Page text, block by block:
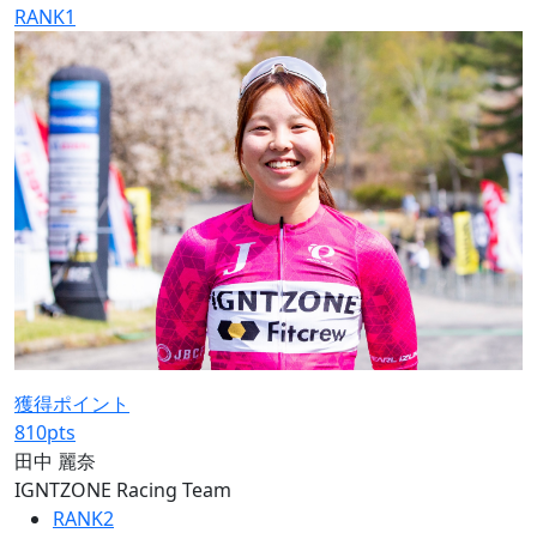
RANK1
獲得ポイント
810pts
田中 麗奈
IGNTZONE Racing Team
RANK2